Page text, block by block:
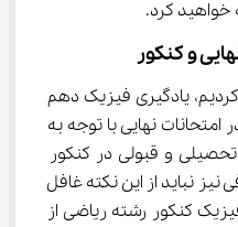
خواهید کرد.
و کنکور
نیز بیان کردیم، یادگیری فیزیک دهم
نهایی با توجه به
تحصیلی و قبولی در کنکور
نباید از این نکته غافل
فیزیک کنکور رشته ریاضی از